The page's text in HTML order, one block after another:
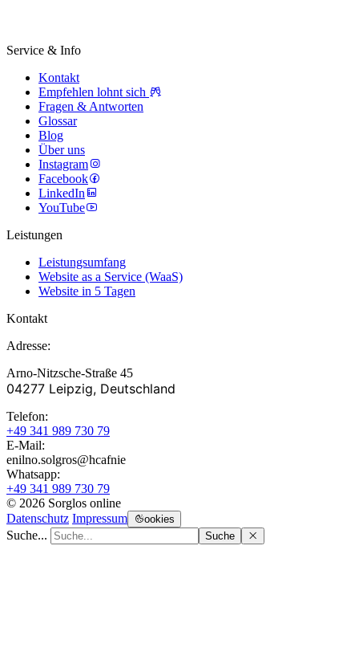
Service & Info
Kontakt
Empfehlen lohnt sich
Fragen & Antworten
Glossar
Blog
Über uns
Instagram
Facebook
LinkedIn
YouTube
Leistungen
Leistungsumfang
Website as a Service (WaaS)
Website in 5 Tagen
Kontakt
Adresse:
Arno-Nitzsche-Straße 45
04277 Leipzig, Deutschland
Telefon:
+49 341 989 730 79
E-Mail:
enilno.solgros@hcafnie
Whatsapp:
+49 341 989 730 79
© 2026 Sorglos online
Datenschutz Impressum ookies
Suche... Suche